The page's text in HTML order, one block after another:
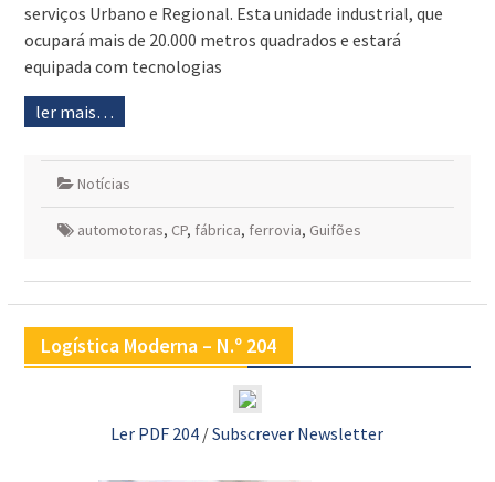
serviços Urbano e Regional. Esta unidade industrial, que
ocupará mais de 20.000 metros quadrados e estará
equipada com tecnologias
ler mais…
Notícias
automotoras, CP, fábrica, ferrovia, Guifões
Logística Moderna – N.º 204
Ler PDF 204 /Subscrever Newsletter